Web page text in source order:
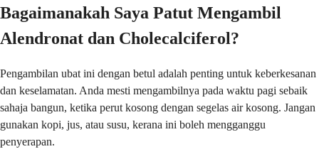
Bagaimanakah Saya Patut Mengambil
Alendronat dan Cholecalciferol?
Pengambilan ubat ini dengan betul adalah penting untuk keberkesanan
dan keselamatan. Anda mesti mengambilnya pada waktu pagi sebaik
sahaja bangun, ketika perut kosong dengan segelas air kosong. Jangan
gunakan kopi, jus, atau susu, kerana ini boleh mengganggu
penyerapan.